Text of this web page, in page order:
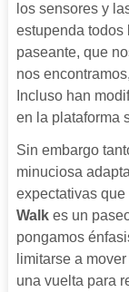
los sensores y
estupenda todos
paseante, que
nos
Incluso han
en la plataforma
Sin embargo
minuciosa
expectativas
Walkes un
pongamos
limitarse a
una vuelta para